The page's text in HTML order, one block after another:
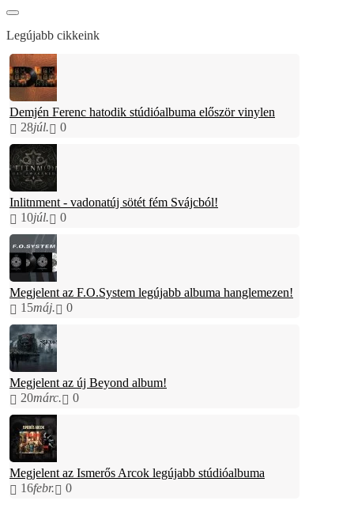
Legújabb cikkeink
Demjén Ferenc hatodik stúdióalbuma először vinylen
28júl. 0
Inlitnment - vadonatúj sötét fém Svájcból!
10júl. 0
Megjelent az F.O.System legújabb albuma hanglemezen!
15máj. 0
Megjelent az új Beyond album!
20márc. 0
Megjelent az Ismerős Arcok legújabb stúdióalbuma
16febr. 0